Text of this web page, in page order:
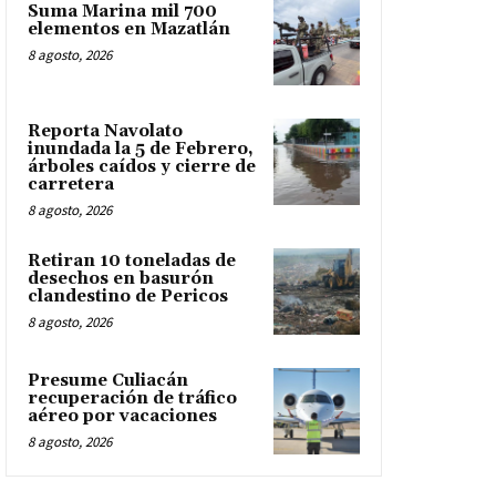
Suma Marina mil 700
elementos en Mazatlán
8 agosto, 2026
Reporta Navolato
inundada la 5 de Febrero,
árboles caídos y cierre de
carretera
8 agosto, 2026
Retiran 10 toneladas de
desechos en basurón
clandestino de Pericos
8 agosto, 2026
Presume Culiacán
recuperación de tráfico
aéreo por vacaciones
8 agosto, 2026